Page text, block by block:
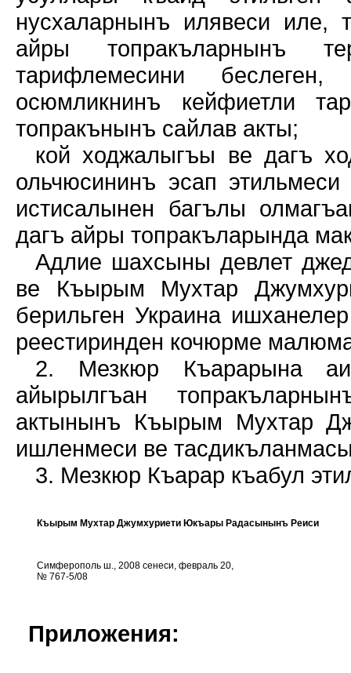
нусхаларнынъ илявеси иле,
айры топракъларнынъ
тарифлемесини
осюмликнинъ кейфиетли
топракънынъ сайлав акты;
кой ходжалыгъы ве дагъ
ольчюсининъ эсап
истисалынен багълы
дагъ айры топракъларында
Адлие шахсыны девлет
ве Къырым Мухтар
берильген Украина
реестиринден кочюрме
2. Мезкюр Къарарына
айырылгъан
актынынъ Къырым Мухтар
ишленмеси ве
3. Мезкюр Къарар къабул
Къырым Мухтар Джумхуриети Юкъары Радасынынъ Реиси
Симферополь ш., 2008 сенеси, февраль 20,
№ 767-5/08
Приложения: